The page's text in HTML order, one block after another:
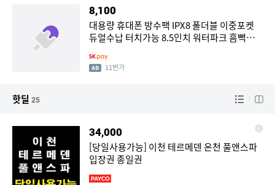
8,100
대용량 휴대폰 방수팩 IPX8 폴더블 이중포켓
듀얼수납 터치가능 8.5인치 워터파크 흠뻑쑈
11번가
핫딜 25
34,000
[당일사용가능] 이천 테르메덴 온천 풀앤스파
입장권 종일권